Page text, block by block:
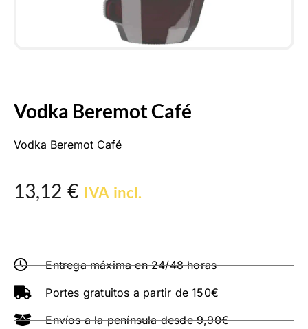
Vodka Beremot Café
Vodka Beremot Café
13,12 € IVA incl.
Entrega máxima en 24/48 horas
Portes gratuitos a partir de 150€
Envíos a la península desde 9,90€